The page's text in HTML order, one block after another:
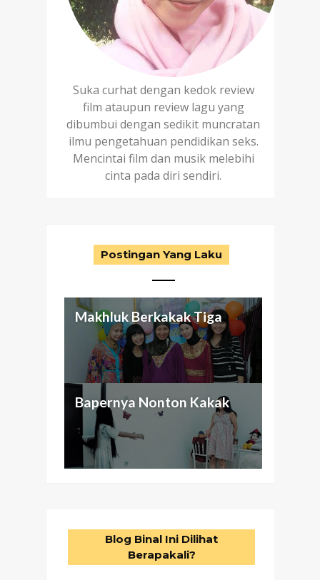
Suka curhat dengan kedok review
film ataupun review lagu yang
dibumbui dengan sedikit muncratan
ilmu pengetahuan pendidikan seks.
Mencintai film dan musik melebihi
cinta pada diri sendiri.
Postingan Yang Laku
Makhluk Berkakak Tiga
Aku dan Keluarga
(abnormal) ku
Antara Seragam Putih-Biru,
Otak Cetek, dan Bunuh Diri
Nggak Cuma Butuh Passion
Buat Beli Mansion
Bapernya Nonton Kakak
Blog Binal Ini Dilihat
Berapakali?